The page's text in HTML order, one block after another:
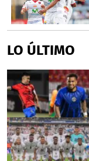
LO ÚLTIMO